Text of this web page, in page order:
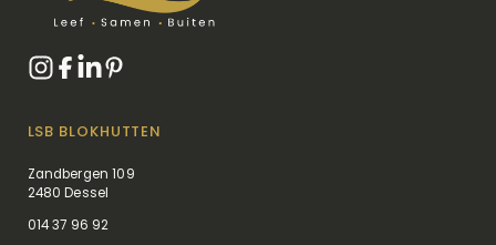
LSB BLOKHUTTEN
Zandbergen 109
2480 Dessel
014 37 96 92